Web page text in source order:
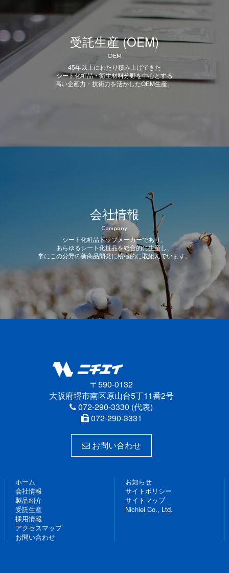
受託生産 (OEM)
OEM
45年以上にわたり積み上げてきた
シート化粧品・衛生材料分野を中心とする
高い企画力・技術力を活かしたOEM生産。
会社情報
Company
シート化粧品トップメーカーであり、
あらゆるシート化粧品を総合的に生産し、
常にこの分野の新商品開発に積極的に取組んでいます。
〒590-0132
大阪府堺市南区原山台5丁11番2号
072-290-3330 (代表)
072-290-3331
お問い合わせ
ホーム
会社情報
製品紹介
受託生産
採用情報
アクセスマップ
お問い合わせ
お知らせ
サイトポリシー
サイトマップ
Nichiei Co., Ltd.